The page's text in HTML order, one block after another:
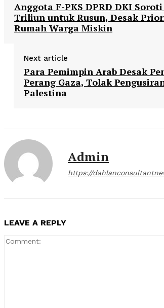
Anggota F-PKS DPRD DKI
Triliun untuk Rusun, Desak
Rumah Warga Miskin
Next article
Para Pemimpin Arab Desak
Perang Gaza, Tolak
Palestina
Admin
https://
LEAVE A REPLY